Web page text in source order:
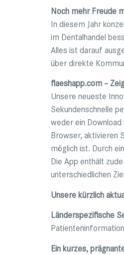
Noch mehr Freude
In diesem Jahr
im Dentalhandel
Alles ist darauf
über direkte
flaeshapp.com –
Unsere neueste
Sekundenschnelle
weder ein
Browser, aktivieren
möglich ist. Durch
Die App enthält
unterschiedlichen
Unsere kürzlich
Länderspezifische
Ein kurzes,